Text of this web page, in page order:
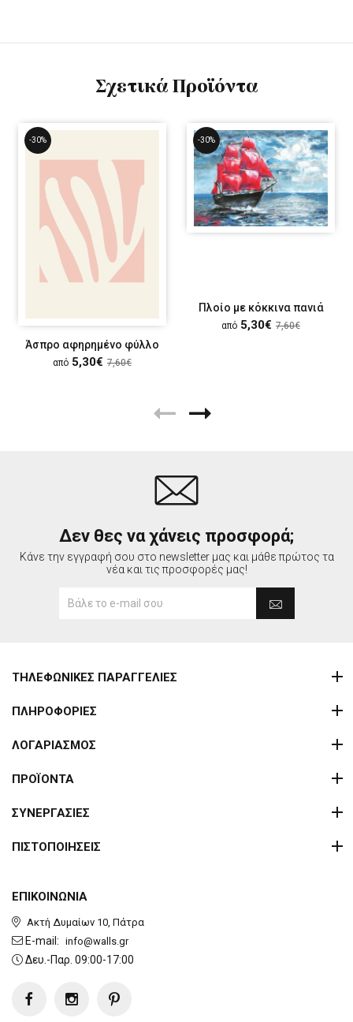
Σχετικά Προϊόντα
-30%
Άσπρο αφηρημένο φύλλο
από 5,30€ 7,60€
-30%
Πλοίο με κόκκινα πανιά
από 5,30€ 7,60€
Δεν θες να χάνεις προσφορά;
Κάνε την εγγραφή σου στο newsletter μας και μάθε πρώτος τα
νέα και τις προσφορές μας!
ΕΠΙΚΟΙΝΩΝΙΑ
Ακτή Δυμαίων 10, Πάτρα
E-mail: info@walls.gr
Δευ.-Παρ. 09:00-17:00
ΤΗΛΕΦΩΝΙΚΕΣ ΠΑΡΑΓΓΕΛΙΕΣ
ΠΛΗΡΟΦΟΡΙΕΣ
ΛΟΓΑΡΙΑΣΜΟΣ
ΠΡΟΪΟΝΤΑ
ΣΥΝΕΡΓΑΣΙΕΣ
ΠΙΣΤΟΠΟΙΗΣΕΙΣ